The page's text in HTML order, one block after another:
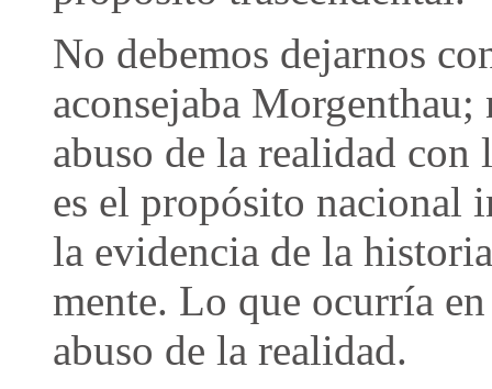
No debemos dejarnos
aconsejaba
abuso de la realidad
es el propósito nacional
la evidencia de la
mente. Lo que ocurría
abuso de la realidad.